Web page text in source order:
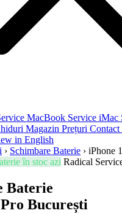
MacBook Service iMac
Magazin Prețuri Contact
in English
› Schimbare Baterie › iPhone
în stoc azi Radical
Baterie
București